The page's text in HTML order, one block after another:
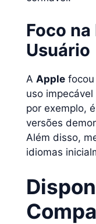
Foco
Usuário
A Apple
uso impecável
por exemplo,
versões
Além disso,
idiomas